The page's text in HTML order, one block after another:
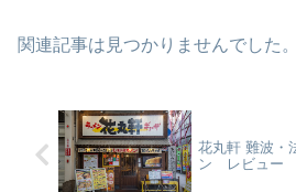
関連記事は見つかりませんでした。
花丸軒 難波・
ン レビュー